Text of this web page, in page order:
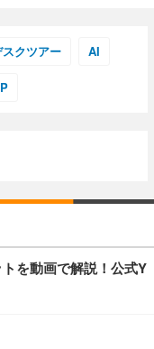
クツアー AI
を動画で解説！公式Y